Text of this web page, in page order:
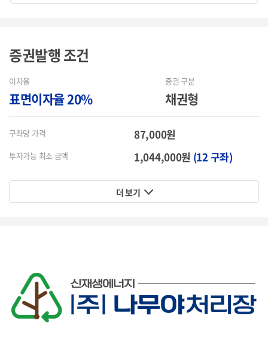
증권발행조건
이자율
표면이자율 20%
증권 구분
채권형
구좌당 가격 87,000원
투자가능 최소 금액 1,044,000원 (12 구좌)
더 보기